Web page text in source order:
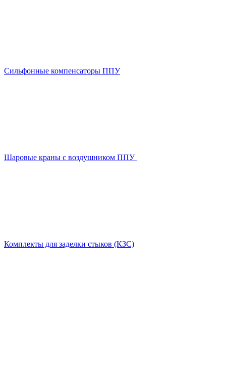
Сильфонные компенсаторы ППУ
Шаровые краны с воздушником ППУ
Комплекты для заделки стыков (КЗС)